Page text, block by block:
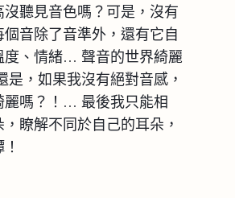
聽見音色嗎？可是，沒有
音除了音準外，還有它自
度、情緒… 聲音的世界綺麗
，如果我沒有絕對音感，
麗嗎？！… 最後我只能相
瞭解不同於自己的耳朵，